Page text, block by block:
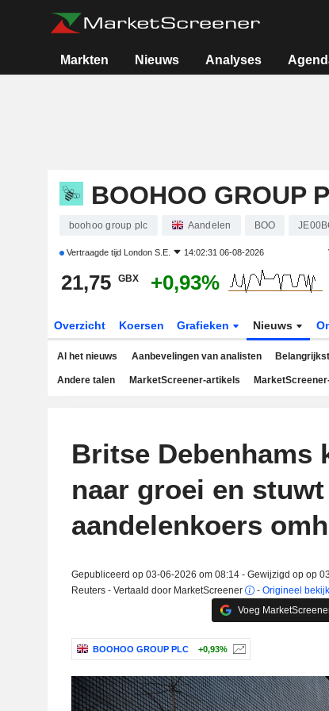
Markten Nieuws Analyses
BOOHOO GROUP
boohoo group plc Aandelen BOO
Vertraagde tijd London S.E. 14:02:31 06-08-2026
21,75 GBX +0,93%
Overzicht Koersen Grafieken Nieuws
Al het nieuws Aanbevelingen van analisten
Andere talen MarketScreener-artikels
Britse Debenhams
naar groei en
aandelenkoers
Gepubliceerd op 03-06-2026 om 08:14 - Gewijzigd op op
Reuters - Vertaald door MarketScreener
- Origineel
Voeg
BOOHOO GROUP PLC +0,93%